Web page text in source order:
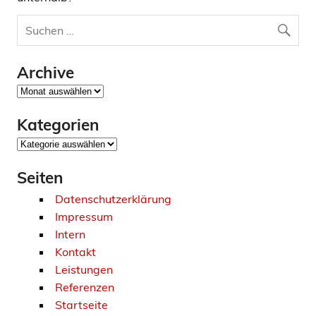
Archive
Archive
Kategorien
Kategorien
Seiten
Datenschutzerklärung
Impressum
Intern
Kontakt
Leistungen
Referenzen
Startseite